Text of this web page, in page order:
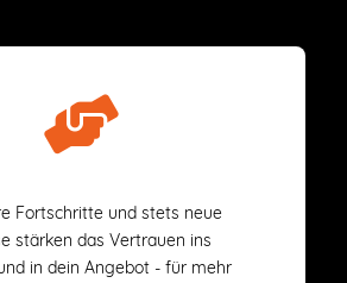
Fortschritte und stets neue
stärken das Vertrauen ins
in dein Angebot - für mehr